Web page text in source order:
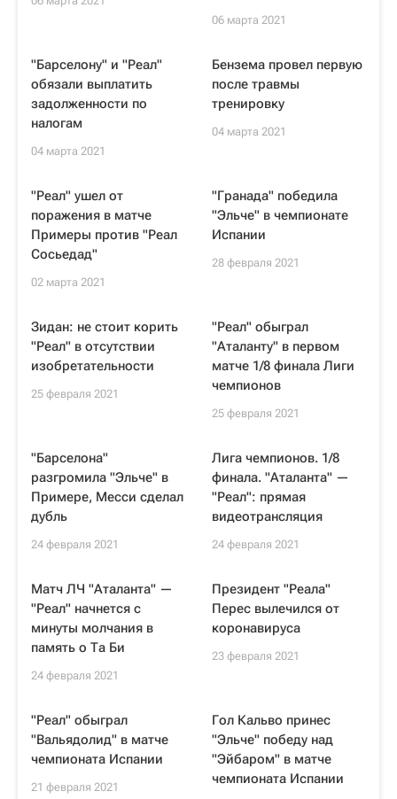
06 марта 2021
"Барселону" и "Реал"
обязали выплатить
задолженности по
налогам
04 марта 2021
Бензема провел первую
после травмы
тренировку
04 марта 2021
"Реал" ушел от
поражения в матче
Примеры против "Реал
Сосьедад"
02 марта 2021
"Гранада" победила
"Эльче" в чемпионате
Испании
28 февраля 2021
Зидан: не стоит корить
"Реал" в отсутствии
изобретательности
25 февраля 2021
"Реал" обыграл
"Аталанту" в первом
матче 1/8 финала Лиги
чемпионов
25 февраля 2021
"Барселона"
разгромила "Эльче" в
Примере, Месси сделал
дубль
24 февраля 2021
Лига чемпионов. 1/8
финала. "Аталанта" —
"Реал": прямая
видеотрансляция
24 февраля 2021
Матч ЛЧ "Аталанта" —
"Реал" начнется с
минуты молчания в
память о Та Би
24 февраля 2021
Президент "Реала"
Перес вылечился от
коронавируса
23 февраля 2021
"Реал" обыграл
"Вальядолид" в матче
чемпионата Испании
21 февраля 2021
Гол Кальво принес
"Эльче" победу над
"Эйбаром" в матче
чемпионата Испании